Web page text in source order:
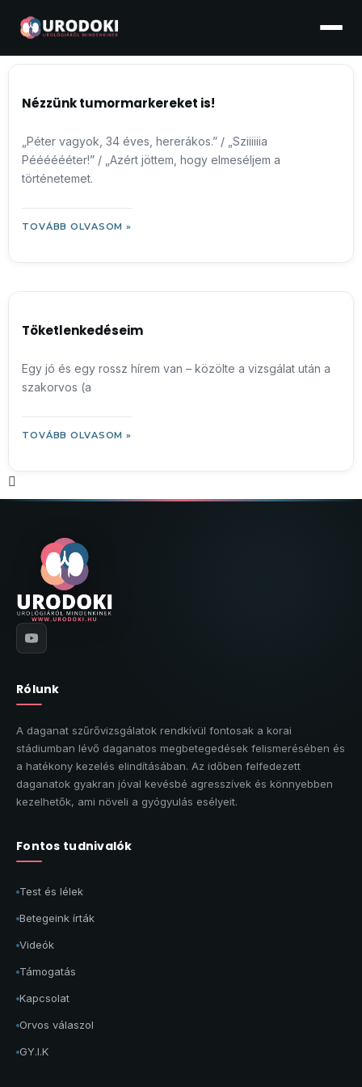
Nézzünk tumormarkereket is!
„Péter vagyok, 34 éves, hererákos.” / „Sziiiiiia
Pééééééter!” / „Azért jöttem, hogy elmeséljem a
történetemet.
TOVÁBB OLVASOM »
Töketlenkedéseim
Egy jó és egy rossz hírem van – közölte a vizsgálat után a
szakorvos (a
TOVÁBB OLVASOM »
Rólunk
A daganat szűrővizsgálatok rendkívül fontosak a korai
stádiumban lévő daganatos megbetegedések felismerésében és
a hatékony kezelés elindításában. Az időben felfedezett
daganatok gyakran jóval kevésbé agresszívek és könnyebben
kezelhetők, ami növeli a gyógyulás esélyeit.
Fontos tudnivalók
Test és lélek
Betegeink írták
Videók
Támogatás
Kapcsolat
Orvos válaszol
GY.I.K